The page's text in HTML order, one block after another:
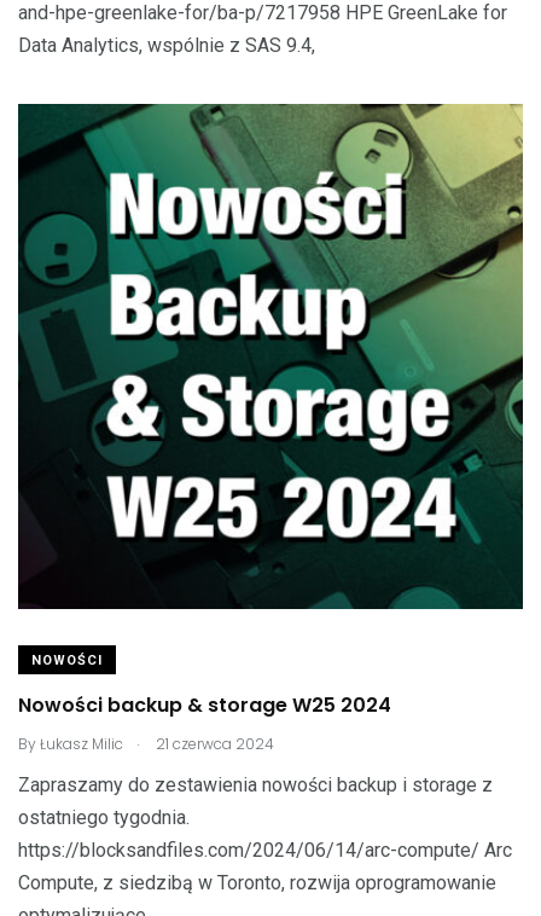
and-hpe-greenlake-for/ba-p/7217958 HPE GreenLake for
Data Analytics, wspólnie z SAS 9.4,
NOWOŚCI
Nowości backup & storage W25 2024
ByŁukasz Milic . 21 czerwca 2024
Zapraszamy do zestawienia nowości backup i storage z
ostatniego tygodnia.
https://blocksandfiles.com/2024/06/14/arc-compute/ Arc
Compute, z siedzibą w Toronto, rozwija oprogramowanie